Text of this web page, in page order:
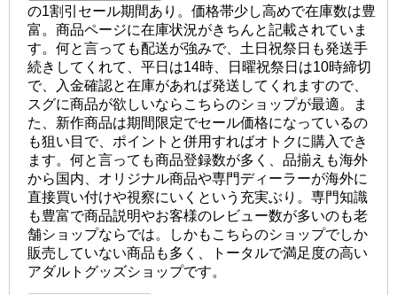
の1割引セール期間あり。価格帯少し高めで在庫数は豊
富。商品ページに在庫状況がきちんと記載されていま
す。何と言っても配送が強みで、土日祝祭日も発送手
続きしてくれて、平日は14時、日曜祝祭日は10時締切
で、入金確認と在庫があれば発送してくれますので、
スグに商品が欲しいならこちらのショップが最適。ま
た、新作商品は期間限定でセール価格になっているの
も狙い目で、ポイントと併用すればオトクに購入でき
ます。何と言っても商品登録数が多く、品揃えも海外
から国内、オリジナル商品や専門ディーラーが海外に
直接買い付けや視察にいくという充実ぶり。専門知識
も豊富で商品説明やお客様のレビュー数が多いのも老
舗ショップならでは。しかもこちらのショップでしか
販売していない商品も多く、トータルで満足度の高い
アダルトグッズショップです。